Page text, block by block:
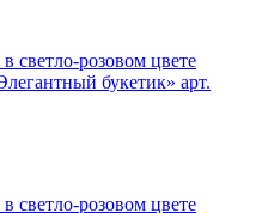
букетик» арт.